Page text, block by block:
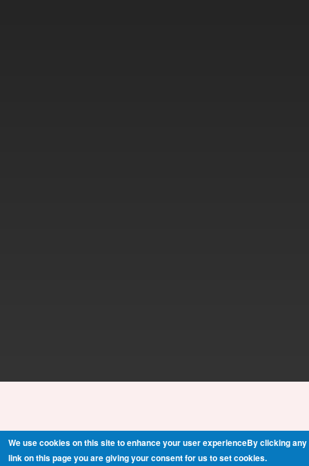
We use cookies on this site to enhance your user experienceBy clicking any
link on this page you are giving your consent for us to set cookies.